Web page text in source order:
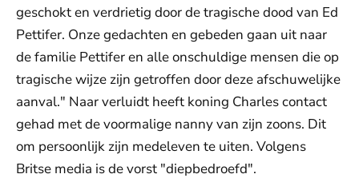
geschokt en verdrietig door de tragische dood van Ed
Pettifer. Onze gedachten en gebeden gaan uit naar
de familie Pettifer en alle onschuldige mensen die op
tragische wijze zijn getroffen door deze afschuwelijke
aanval." Naar verluidt heeft koning Charles contact
gehad met de voormalige nanny van zijn zoons. Dit
om persoonlijk zijn medeleven te uiten. Volgens
Britse media is de vorst "diepbedroefd".